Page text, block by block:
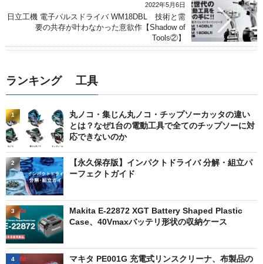
2022年5月6日
日立工機 電子パルスドライバ WM18DBL 技術と需
要の共存が叶わなかった意欲作【Shadow of
Tools②】
ランキング 工具
丸ノコ・集じん丸ノコ・チップソーカッタの違い
とは？なぜ1台の電動工具で全てのチップソーに対
応できないのか
1
【永久保存版】インパクトドライバ 分解・組立パ
ーフェクトガイド
2
Makita E-22872 XGT Battery Shaped Plastic
Case、40Vmaxバッテリ形状の収納ケース
3
マキタ PE001G 充電式リンスクリーナ、布製品の
4